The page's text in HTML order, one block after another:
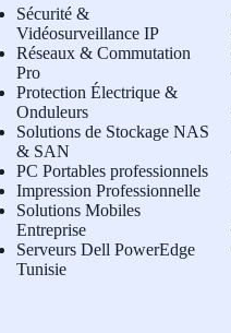
Sécurité &
Vidéosurveillance IP
Réseaux & Commutation
Pro
Protection Électrique &
Onduleurs
Solutions de Stockage NAS
& SAN
PC Portables professionnels
Impression Professionnelle
Solutions Mobiles
Entreprise
Serveurs Dell PowerEdge
Tunisie